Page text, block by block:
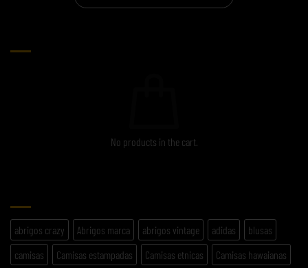
No products in the cart.
abrigos crazy Abrigos marca abrigos vintage adidas
blusas
camisas
Camisas estampadas Camisas etnicas
Camisas hawaianas